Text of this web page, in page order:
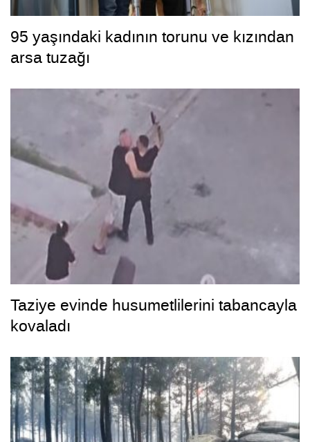
95 yaşındaki kadının torunu ve kızından
arsa tuzağı
Taziye evinde husumetlilerini tabancayla
kovaladı